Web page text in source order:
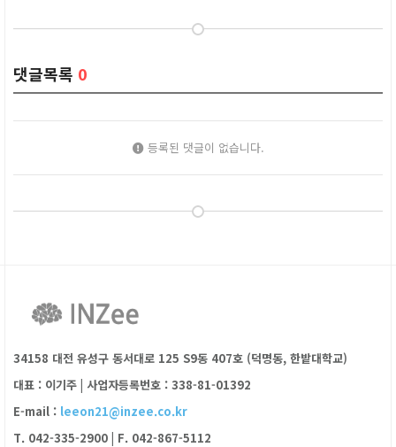
댓글목록 0
등록된 댓글이 없습니다.
34158 대전 유성구 동서대로 125 S9동 407호 (덕명동, 한밭대학교)
대표 : 이기주 | 사업자등록번호 : 338-81-01392
E-mail : leeon21@inzee.co.kr
T. 042-335-2900 | F. 042-867-5112